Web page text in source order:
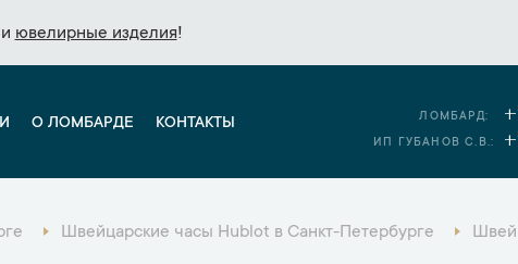
и ювелирные изделия!
и ювелирные изделия!
О ЛОМБАРДЕ КОНТАКТЫ ЛОМБАРД:
ИП ГУБАНОВ С.В.:
Швейцарские часы Hublot в Санкт-Петербурге